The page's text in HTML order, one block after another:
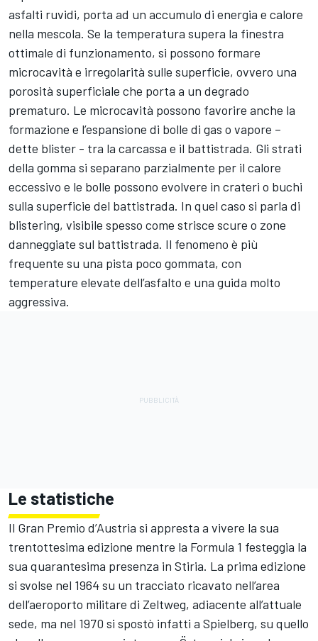
asfalti ruvidi, porta ad un accumulo di energia e calore
nella mescola. Se la temperatura supera la finestra
ottimale di funzionamento, si possono formare
microcavità e irregolarità sulle superficie, ovvero una
porosità superficiale che porta a un degrado
prematuro. Le microcavità possono favorire anche la
formazione e l’espansione di bolle di gas o vapore –
dette blister - tra la carcassa e il battistrada. Gli strati
della gomma si separano parzialmente per il calore
eccessivo e le bolle possono evolvere in crateri o buchi
sulla superficie del battistrada. In quel caso si parla di
blistering, visibile spesso come strisce scure o zone
danneggiate sul battistrada. Il fenomeno è più
frequente su una pista poco gommata, con
temperature elevate dell’asfalto e una guida molto
aggressiva.
Le statistiche
Il Gran Premio d’Austria si appresta a vivere la sua
trentottesima edizione mentre la Formula 1 festeggia la
sua quarantesima presenza in Stiria. La prima edizione
si svolse nel 1964 su un tracciato ricavato nell’area
dell’aeroporto militare di Zeltweg, adiacente all’attuale
sede, ma nel 1970 si spostò infatti a Spielberg, su quello